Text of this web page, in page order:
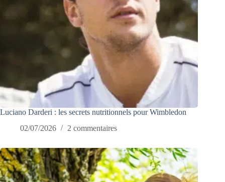
Luciano Darderi : les secrets nutritionnels pour Wimbledon
02/07/2026
2 commentaires